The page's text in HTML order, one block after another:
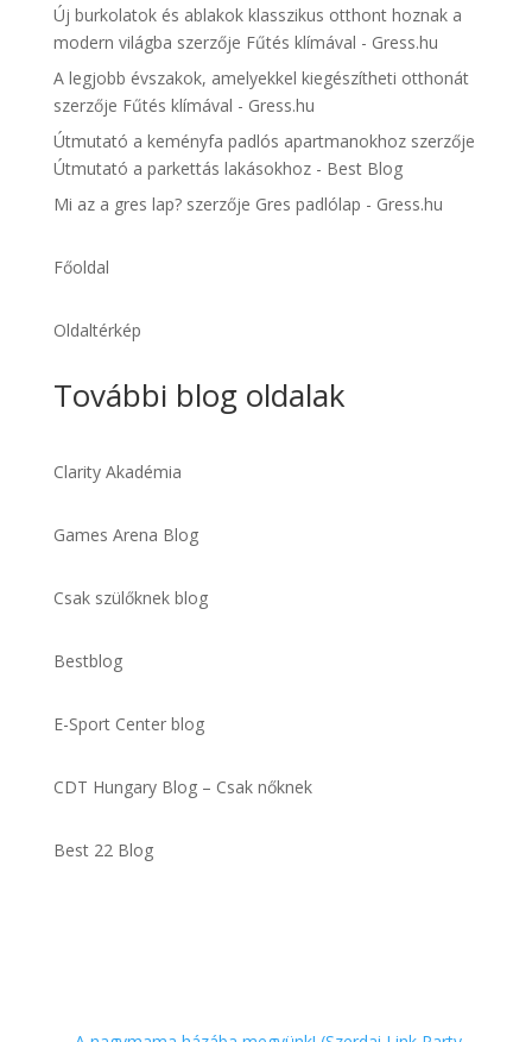
Új burkolatok és ablakok klasszikus otthont hoznak a
modern világba szerzője Fűtés klímával - Gress.hu
A legjobb évszakok, amelyekkel kiegészítheti otthonát
szerzője Fűtés klímával - Gress.hu
Útmutató a keményfa padlós apartmanokhozszerzője
Útmutató a parkettás lakásokhoz - Best Blog
Mi az a gres lap?szerzője Gres padlólap - Gress.hu
Főoldal
Oldaltérkép
További blog oldalak
Clarity Akadémia
Games Arena Blog
Csak szülőknek blog
Bestblog
E-Sport Center blog
CDT Hungary Blog – Csak nőknek
Best 22 Blog